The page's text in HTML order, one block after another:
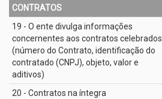
CONTRATOS
19 - O ente divulga informações
concernentes aos contratos celebrados
(número do Contrato, identificação do
contratado (CNPJ), objeto, valor e
aditivos)
20 - Contratos na íntegra